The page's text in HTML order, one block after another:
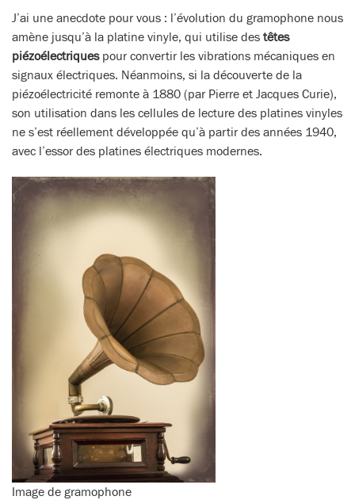
J’ai une anecdote pour vous : l’évolution du gramophone nous
amène jusqu’à la platine vinyle, qui utilise des têtes
piézoélectriquespour convertir les vibrations mécaniques en
signaux électriques. Néanmoins, si la découverte de la
piézoélectricité remonte à 1880 (par Pierre et Jacques Curie),
son utilisation dans les cellules de lecture des platines vinyles
ne s’est réellement développée qu’à partir des années 1940,
avec l’essor des platines électriques modernes.
Image de gramophone